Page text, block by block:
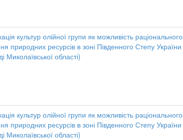
культур олійної групи як можливість раціонального
природних ресурсів в зоні Південного Степу України
Миколаївської області)
культур олійної групи як можливість раціонального
природних ресурсів в зоні Південного Степу України
Миколаївської області)